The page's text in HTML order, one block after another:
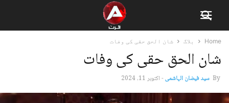
Home بلاگ شان الحق حقی کی وفات
شان الحق حقی کی وفات
By سید فیضان الہاشمی-اکتوبر 11, 2024